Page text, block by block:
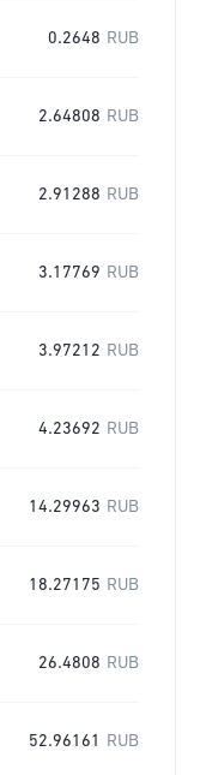
0.2648 RUB
2.64808 RUB
2.91288 RUB
3.17769 RUB
3.97212 RUB
4.23692 RUB
14.29963 RUB
18.27175 RUB
26.4808 RUB
52.96161 RUB